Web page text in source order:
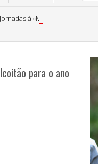
à «Medicina Preventiva»
para o ano